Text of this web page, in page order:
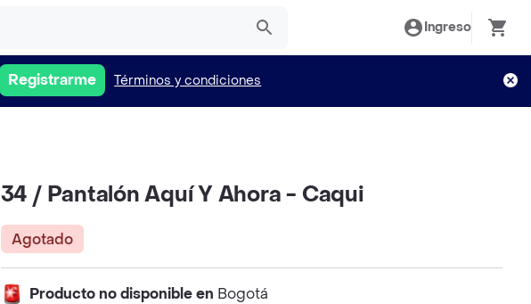
Ingreso
Registrarme Términos y condiciones
34 / Pantalón Aquí Y Ahora - Caqui
Agotado
Producto no disponible en Bogotá